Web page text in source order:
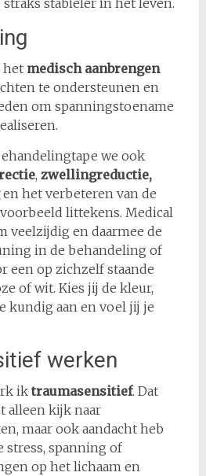
straks stabieler in het leven.
het medisch aanbrengen
te ondersteunen en
om spanningstoename
we ook
, zwellingreductie,
en het verbeteren van de
littekens. Medical
veelzijdig en daarmee de
in de behandeling of
een op zichzelf staande
of wit. Kies jij de kleur,
kundig aan en voel jij je
werken
iktraumasensitief. Dat
alleen kijk naar
maar ook aandacht heb
stress, spanning of
op het lichaam en